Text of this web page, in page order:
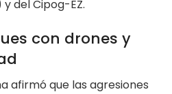
del Cipog-EZ.
con drones y
afirmó que las agresiones